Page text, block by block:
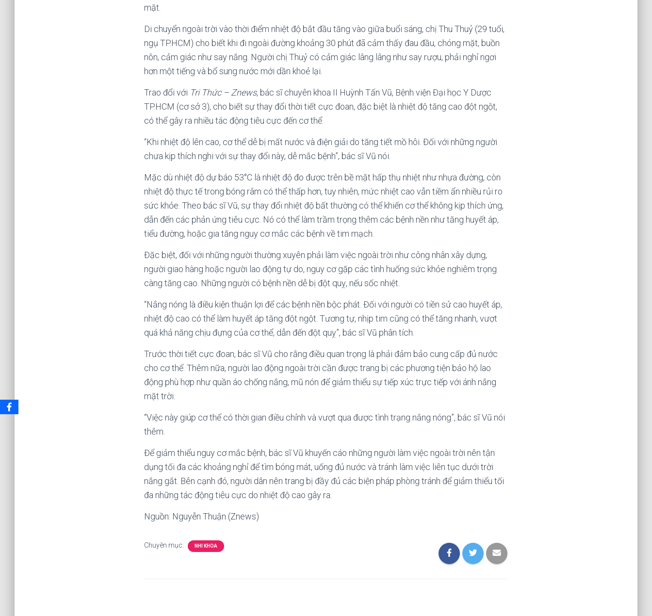
mặt.
Di chuyển ngoài trời vào thời điểm nhiệt độ bắt đầu tăng vào giữa buổi sáng, chị Thu Thuỷ (29 tuổi,
ngụ TP.HCM) cho biết khi đi ngoài đường khoảng 30 phút đã cảm thấy đau đầu, chóng mặt, buồn
nôn, cảm giác như say nắng. Người chị Thuỷ có cảm giác lâng lâng như say rượu, phải nghỉ ngơi
hơn một tiếng và bổ sung nước mới dần khoẻ lại.
Trao đổi với Tri Thức – Znews, bác sĩ chuyên khoa II Huỳnh Tấn Vũ, Bệnh viện Đại học Y Dược
TP.HCM (cơ sở 3), cho biết sự thay đổi thời tiết cực đoan, đặc biệt là nhiệt độ tăng cao đột ngột,
có thể gây ra nhiều tác động tiêu cực đến cơ thể.
“Khi nhiệt độ lên cao, cơ thể dễ bị mất nước và điện giải do tăng tiết mồ hôi. Đối với những người
chưa kịp thích nghi với sự thay đổi này, dễ mắc bệnh”, bác sĩ Vũ nói.
Mặc dù nhiệt độ dự báo 53°C là nhiệt độ đo được trên bề mặt hấp thụ nhiệt như nhựa đường, còn
nhiệt độ thực tế trong bóng râm có thể thấp hơn, tuy nhiên, mức nhiệt cao vẫn tiềm ẩn nhiều rủi ro
sức khỏe. Theo bác sĩ Vũ, sự thay đổi nhiệt độ bất thường có thể khiến cơ thể không kịp thích ứng,
dẫn đến các phản ứng tiêu cực. Nó có thể làm trầm trọng thêm các bệnh nền như tăng huyết áp,
tiểu đường, hoặc gia tăng nguy cơ mắc các bệnh về tim mạch.
Đặc biệt, đối với những người thường xuyên phải làm việc ngoài trời như công nhân xây dựng,
người giao hàng hoặc người lao động tự do, nguy cơ gặp các tình huống sức khỏe nghiêm trọng
càng tăng cao. Những người có bệnh nền dễ bị đột quỵ, nếu sốc nhiệt.
“Nắng nóng là điều kiện thuận lợi để các bệnh nền bộc phát. Đối với người có tiền sử cao huyết áp,
nhiệt độ cao có thể làm huyết áp tăng đột ngột. Tương tự, nhịp tim cũng có thể tăng nhanh, vượt
quá khả năng chịu đựng của cơ thể, dẫn đến đột quỵ”, bác sĩ Vũ phân tích.
Trước thời tiết cực đoan, bác sĩ Vũ cho rằng điều quan trọng là phải đảm bảo cung cấp đủ nước
cho cơ thể. Thêm nữa, người lao động ngoài trời cần được trang bị các phương tiện bảo hộ lao
động phù hợp như quần áo chống nắng, mũ nón để giảm thiểu sự tiếp xúc trực tiếp với ánh nắng
mặt trời.
“Việc này giúp cơ thể có thời gian điều chỉnh và vượt qua được tình trạng nắng nóng”, bác sĩ Vũ nói
thêm.
Để giảm thiểu nguy cơ mắc bệnh, bác sĩ Vũ khuyến cáo những người làm việc ngoài trời nên tận
dụng tối đa các khoảng nghỉ để tìm bóng mát, uống đủ nước và tránh làm việc liên tục dưới trời
nắng gắt. Bên cạnh đó, người dân nên trang bị đầy đủ các biện pháp phòng tránh để giảm thiểu tối
đa những tác động tiêu cực do nhiệt độ cao gây ra.
Nguồn: Nguyễn Thuận (Znews)
Chuyên mục: NHI KHOA